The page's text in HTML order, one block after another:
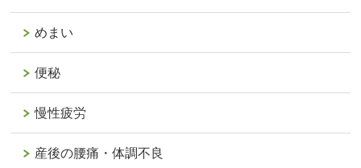
めまい
便秘
慢性疲労
産後の腰痛・体調不良